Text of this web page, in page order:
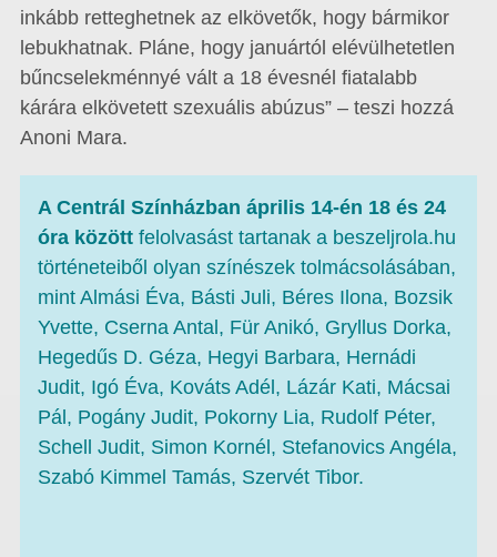
inkább retteghetnek az elkövetők, hogy bármikor
lebukhatnak. Pláne, hogy januártól elévülhetetlen
bűncselekménnyé vált a 18 évesnél fiatalabb
kárára elkövetett szexuális abúzus” – teszi hozzá
Anoni Mara.
A Centrál Színházban április 14-én 18 és 24
óra közöttfelolvasást tartanak a beszeljrola.hu
történeteiből olyan színészek tolmácsolásában,
mint Almási Éva, Básti Juli, Béres Ilona, Bozsik
Yvette, Cserna Antal, Für Anikó, Gryllus Dorka,
Hegedűs D. Géza, Hegyi Barbara, Hernádi
Judit, Igó Éva, Kováts Adél, Lázár Kati, Mácsai
Pál, Pogány Judit, Pokorny Lia, Rudolf Péter,
Schell Judit, Simon Kornél, Stefanovics Angéla,
Szabó Kimmel Tamás, Szervét Tibor.